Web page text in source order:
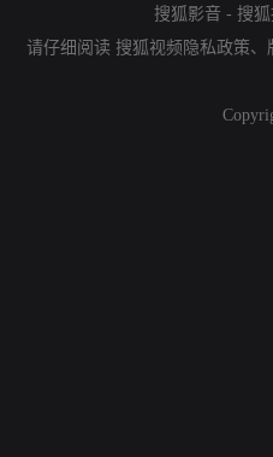
搜狐影音 - 搜
请仔细阅读 搜狐视频隐私政策、